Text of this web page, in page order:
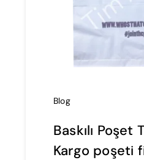
Blog
Baskılı Poşet
Kargo poşeti